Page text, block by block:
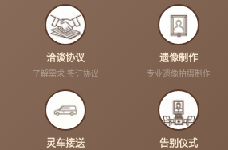
洽谈协议
了解需求 签订协议
遗像制作
专业遗像拍摄制作
灵车接送 告别仪式